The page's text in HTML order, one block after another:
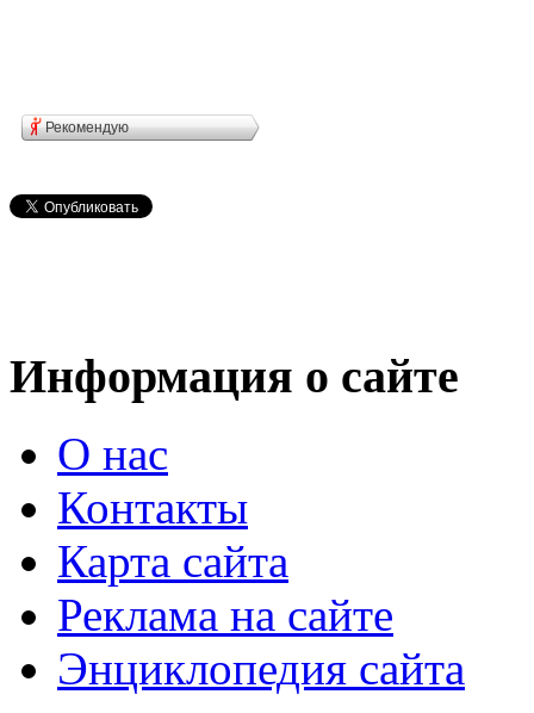
Рекомендую
Информация о сайте
О нас
Контакты
Карта сайта
Реклама на сайте
Энциклопедия сайта